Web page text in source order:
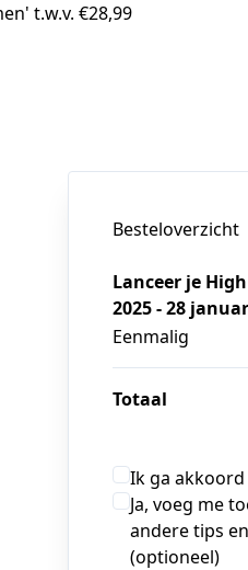
t.w.v. €28,99
Besteloverzicht
Lanceer je
2025 - 28
Eenmalig
Totaal
Ik ga
Ja, voeg me
andere tips
(optioneel)